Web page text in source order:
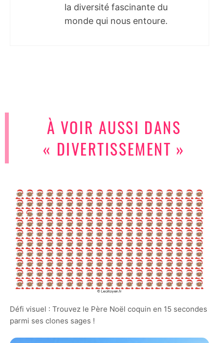
la diversité fascinante du
monde qui nous entoure.
À VOIR AUSSI DANS
« DIVERTISSEMENT »
Défi visuel : Trouvez le Père Noël coquin en 15 secondes
parmi ses clones sages !